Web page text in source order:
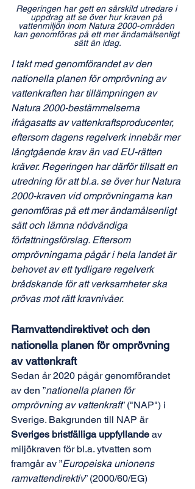
Regeringen har gett en särskild utredare i
uppdrag att se över hur kraven på
vattenmiljön inom Natura 2000-områden
kan genomföras på ett mer ändamålsenligt
sätt än idag.
I takt med genomförandet av den
nationella planen för omprövning av
vattenkraften har tillämpningen av
Natura 2000-bestämmelserna
ifrågasatts av vattenkraftsproducenter,
eftersom dagens regelverk innebär mer
långtgående krav än vad EU-rätten
kräver. Regeringen har därför tillsatt en
utredning för att bl.a. se över hur Natura
2000-kraven vid omprövningarna kan
genomföras på ett mer ändamålsenligt
sätt och lämna nödvändiga
författningsförslag. Eftersom
omprövningarna pågår i hela landet är
behovet av ett tydligare regelverk
brådskande för att verksamheter ska
prövas mot rätt kravnivåer.
Ramvattendirektivet och den
nationella planen för omprövning
av vattenkraft
Sedan år 2020 pågår genomförandet
av den ”nationella planen för
omprövning av vattenkraft” ("NAP") i
Sverige. Bakgrunden till NAP är
Sveriges bristfälliga uppfyllande av
miljökraven för bl.a. ytvatten som
framgår av ”Europeiska unionens
ramvattendirektiv” (2000/60/EG)